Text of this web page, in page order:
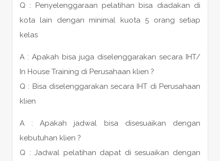
Q : Penyelenggaraan pelatihan bisa diadakan di
kota lain dengan minimal kuota 5 orang setiap
kelas
A : Apakah bisa juga diselenggarakan secara IHT/
In House Training di Perusahaan klien ?
Q : Bisa diselenggarakan secara IHT di Perusahaan
klien
A : Apakah jadwal bisa disesuaikan dengan
kebutuhan klien ?
Q : Jadwal pelatihan dapat di sesuaikan dengan